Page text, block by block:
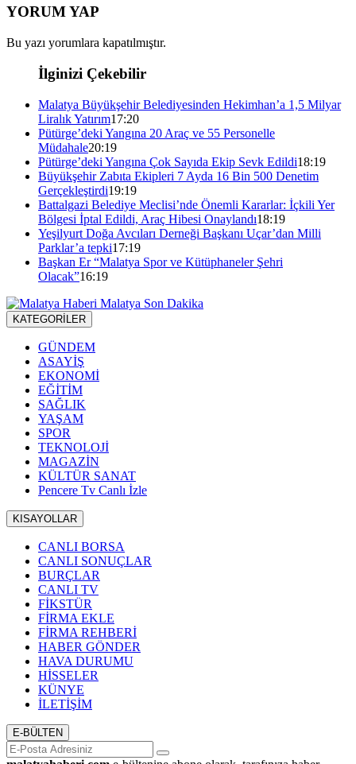
YORUM YAP
Bu yazı yorumlara kapatılmıştır.
İlginizi Çekebilir
Malatya Büyükşehir Belediyesinden Hekimhan’a 1,5 Milyar
Liralık Yatırım17:20
Pütürge’deki Yangına 20 Araç ve 55 Personelle
Müdahale20:19
Pütürge’deki Yangına Çok Sayıda Ekip Sevk Edildi18:19
Büyükşehir Zabıta Ekipleri 7 Ayda 16 Bin 500 Denetim
Gerçekleştirdi19:19
Battalgazi Belediye Meclisi’nde Önemli Kararlar: İçkili Yer
Bölgesi İptal Edildi, Araç Hibesi Onaylandı18:19
Yeşilyurt Doğa Avcıları Derneği Başkanı Uçar’dan Milli
Parklar’a tepki17:19
Başkan Er “Malatya Spor ve Kütüphaneler Şehri
Olacak”16:19
KATEGORİLER
GÜNDEM
ASAYİŞ
EKONOMİ
EĞİTİM
SAĞLIK
YAŞAM
SPOR
TEKNOLOJİ
MAGAZİN
KÜLTÜR SANAT
Pencere Tv Canlı İzle
KISAYOLLAR
CANLI BORSA
CANLI SONUÇLAR
BURÇLAR
CANLI TV
FİKSTÜR
FİRMA EKLE
FİRMA REHBERİ
HABER GÖNDER
HAVA DURUMU
HİSSELER
KÜNYE
İLETİŞİM
E-BÜLTEN